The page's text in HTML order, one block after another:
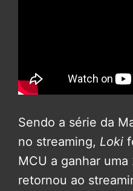
Sendo a série da
no streaming, Loki
MCU a ganhar
retornou ao